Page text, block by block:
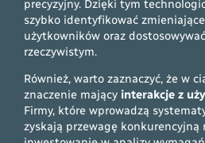
precyzyjny. Dzięki tym
szybko identyfikować
użytkowników oraz
rzeczywistym.
Również, warto zaznaczyć, że w
znaczenie mający interakcje z
Firmy, które wprowadzą
zyskają przewagę konkurencyjną